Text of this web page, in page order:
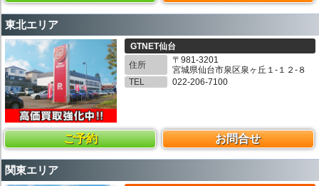
東北エリア
GTNET仙台
住所
〒981-3201
宮城県仙台市泉区泉ヶ丘１-１２-８
TEL
022-206-7100
ご予約 お問合せ
関東エリア